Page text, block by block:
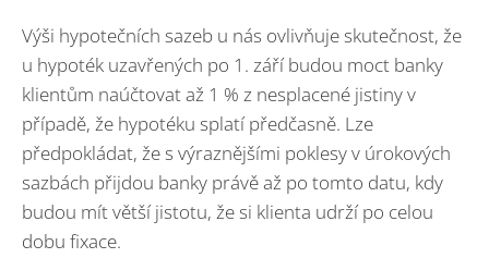
Výši hypotečních sazeb u nás ovlivňuje skutečnost, že
u hypoték uzavřených po 1. září budou moct banky
klientům naúčtovat až 1 % z nesplacené jistiny v
případě, že hypotéku splatí předčasně. Lze
předpokládat, že s výraznějšími poklesy v úrokových
sazbách přijdou banky právě až po tomto datu, kdy
budou mít větší jistotu, že si klienta udrží po celou
dobu fixace.